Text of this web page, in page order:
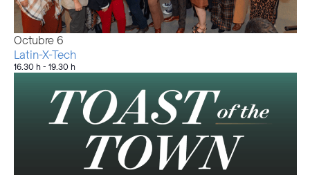
Octubre 6
Latin-X-Tech
16.30 h- 19.30 h